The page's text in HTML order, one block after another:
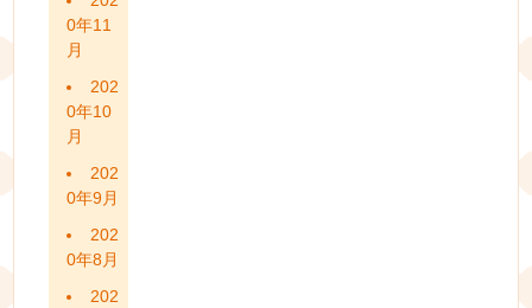
0年11
月
202
0年10
月
202
0年9月
202
0年8月
202